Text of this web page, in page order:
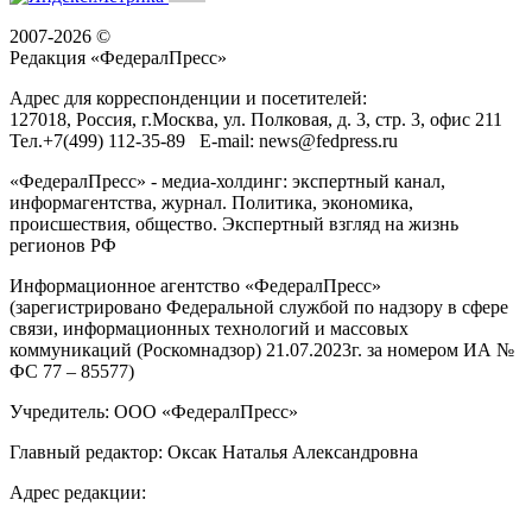
2007-2026 ©
Редакция «ФедералПресс»
Адрес для корреспонденции и посетителей:
127018, Россия, г.Москва, ул. Полковая, д. 3, стр. 3, офис 211
Тел.+7(499) 112-35-89 E-mail: news@fedpress.ru
«ФедералПресс» - медиа-холдинг: экспертный канал,
информагентства, журнал. Политика, экономика,
происшествия, общество. Экспертный взгляд на жизнь
регионов РФ
Информационное агентство «ФедералПресс»
(зарегистрировано Федеральной службой по надзору в сфере
связи, информационных технологий и массовых
коммуникаций (Роскомнадзор) 21.07.2023г. за номером ИА №
ФС 77 – 85577)
Учредитель: ООО «ФедералПресс»
Главный редактор: Оксак Наталья Александровна
Адрес редакции: